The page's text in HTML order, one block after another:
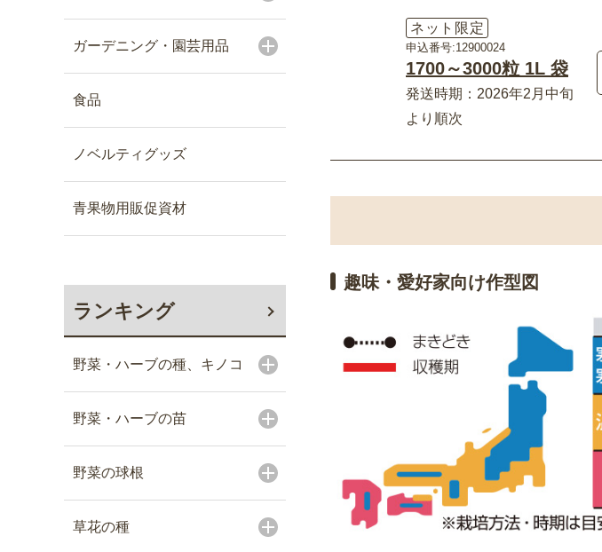
ガーデニング・園芸用品
食品
ノベルティグッズ
青果物用販促資材
ランキング
野菜・ハーブの種、キノコ
野菜・ハーブの苗
野菜の球根
草花の種
ネット限定
申込番号:12900024
1700～3000粒 1L 袋
発送時期：2026年2月中旬
より順次
趣味・愛好家向け作型図